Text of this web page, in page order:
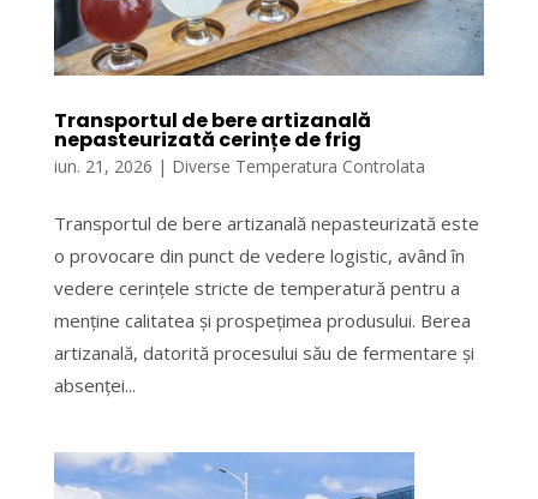
Transportul de bere artizanală
nepasteurizată cerințe de frig
iun. 21, 2026 | Diverse Temperatura Controlata
Transportul de bere artizanală nepasteurizată este
o provocare din punct de vedere logistic, având în
vedere cerințele stricte de temperatură pentru a
menține calitatea și prospețimea produsului. Berea
artizanală, datorită procesului său de fermentare și
absenței...